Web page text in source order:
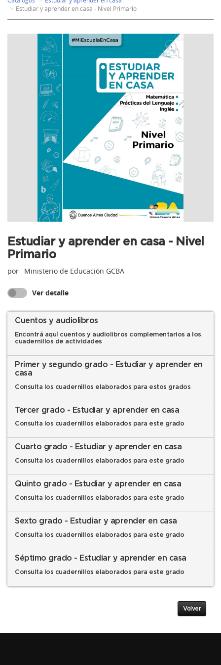
Estudiar y aprender en casa - Nivel Primario
Estudiar y aprender en casa - Nivel
Primario
por Ministerio de Educación GCBA
Ver detalle
Cuentos y audiolibros
Encontrá aquí cuentos y audiolibros complementarios a los
cuadernillos de actividades
Primer y segundo grado - Estudiar y aprender en
casa
Consulta los cuadernillos elaborados para estos grados
Tercer grado - Estudiar y aprender en casa
Consulta los cuadernillos elaborados para este grado
Cuarto grado - Estudiar y aprender en casa
Consulta los cuadernillos elaborados para este grado
Quinto grado - Estudiar y aprender en casa
Consulta los cuadernillos elaborados para este grado
Sexto grado - Estudiar y aprender en casa
Consulta los cuadernillos elaborados para este grado
Séptimo grado - Estudiar y aprender en casa
Consulta los cuadernillos elaborados para este grado
Volver